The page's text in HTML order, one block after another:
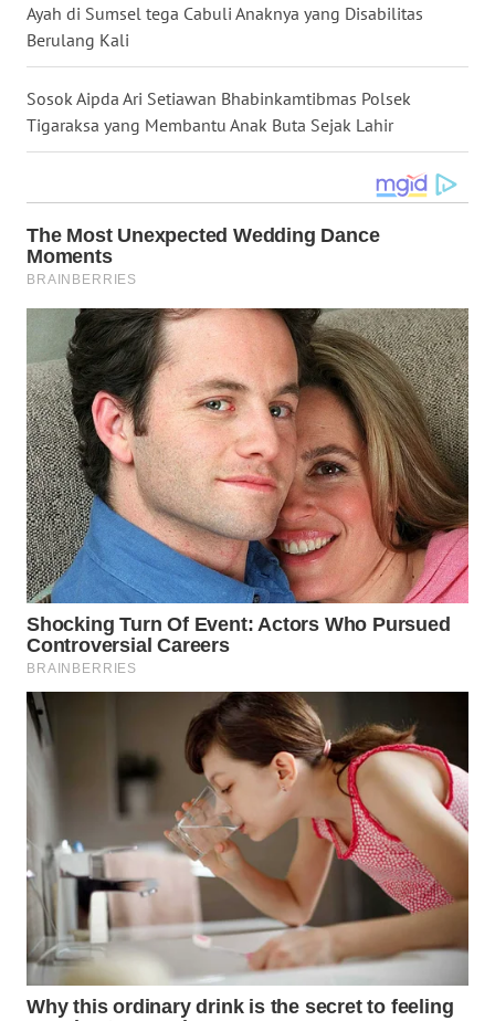
Ayah di Sumsel tega Cabuli Anaknya yang Disabilitas
Berulang Kali
Sosok Aipda Ari Setiawan Bhabinkamtibmas Polsek
Tigaraksa yang Membantu Anak Buta Sejak Lahir
WN
KALSEL
WN
KALTIM
WN
WN
SULUT
WN
MALUKU
WN
MALUT
WN
DAIRI
DANAU
TOBA
WN
LANGKAT
WN
TAPANULI
SELATAN